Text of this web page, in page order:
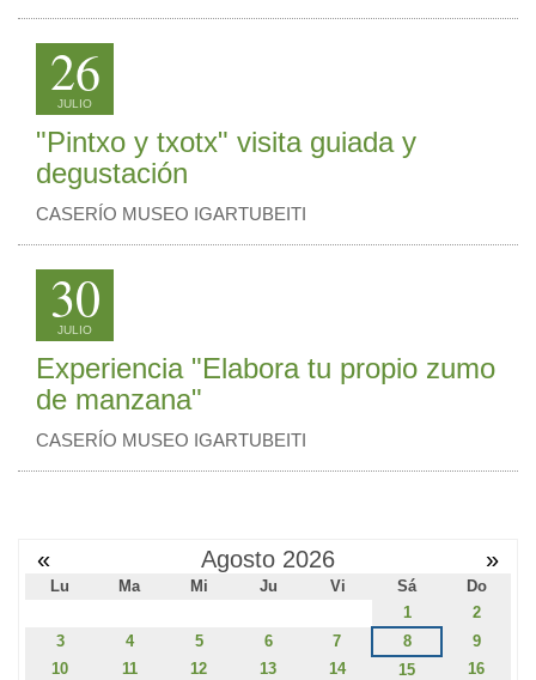
26
JULIO
"Pintxo y txotx" visita guiada y
degustación
CASERÍO MUSEO IGARTUBEITI
30
JULIO
Experiencia "Elabora tu propio zumo
de manzana"
CASERÍO MUSEO IGARTUBEITI
« Agosto 2026 »
Lu Ma Mi Ju Vi Sá
Do
1
2
3
4 5 6 7 8
9
10
11 12 13 14 15 16